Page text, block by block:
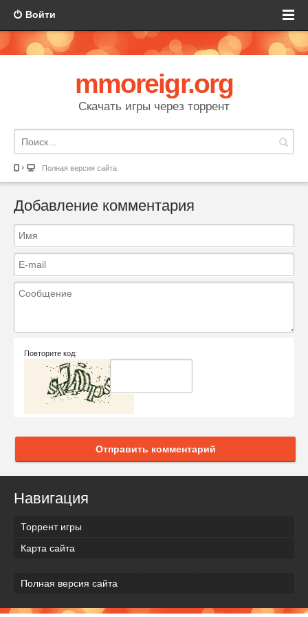
Войти
mmoreigr.org
Скачать игры через торрент
Полная версия сайта
Добавление комментария
Повторите код:
Отправить комментарий
Навигация
Торрент игры
Карта сайта
Полная версия сайта